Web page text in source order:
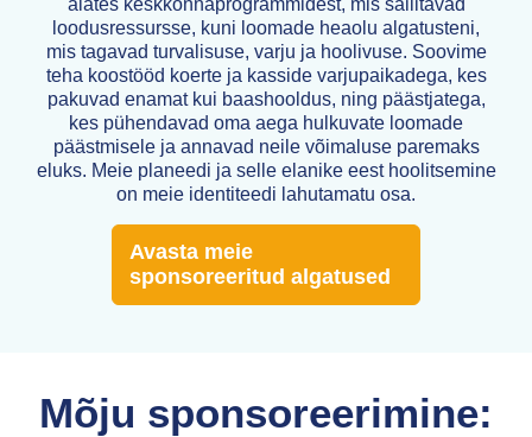
alates keskkonnaprogrammidest, mis säilitavad
loodusressursse, kuni loomade heaolu algatusteni,
mis tagavad turvalisuse, varju ja hoolivuse. Soovime
teha koostööd koerte ja kasside varjupaikadega, kes
pakuvad enamat kui baashooldus, ning päästjatega,
kes pühendavad oma aega hulkuvate loomade
päästmisele ja annavad neile võimaluse paremaks
eluks. Meie planeedi ja selle elanike eest hoolitsemine
on meie identiteedi lahutamatu osa.
Avasta meie
sponsoreeritud algatused
Mõju sponsoreerimine: